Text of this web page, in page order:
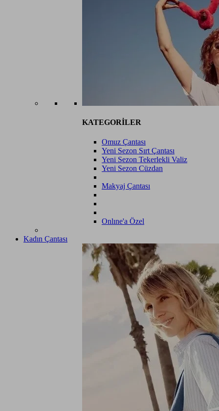
KATEGORİLER
Omuz Çantası
Yeni Sezon Sırt Çantası
Yeni Sezon Tekerlekli Valiz
Yeni Sezon Cüzdan
Makyaj Çantası
Onlıne'a Özel
Kadın Çantası